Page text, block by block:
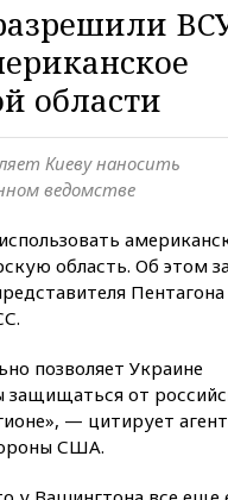
области
Киеву наносить
ведомстве
область. Об этом
Пентагона
позволяет Украине
защищаться от
— цитирует
США.